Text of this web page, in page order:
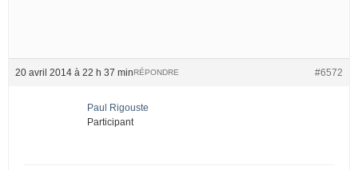
20 avril 2014 à 22 h 37 min #6572
RÉPONDRE
Paul Rigouste
Participant